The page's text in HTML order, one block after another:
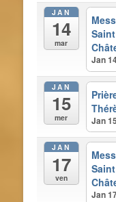
JAN
14
mar
Jan
JAN
15
mer Jan
JAN
17
ven
Jan